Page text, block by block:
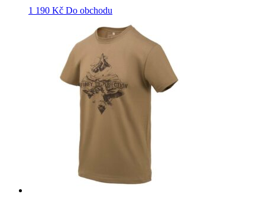
1 190 Kč Do obchodu